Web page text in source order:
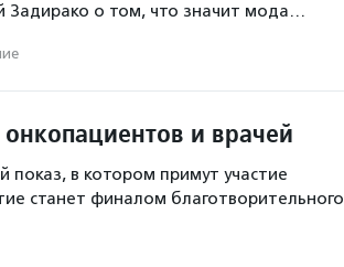
Задирако о том, что значит мода…
и врачей
в котором примут участие
станет финалом благотворительного